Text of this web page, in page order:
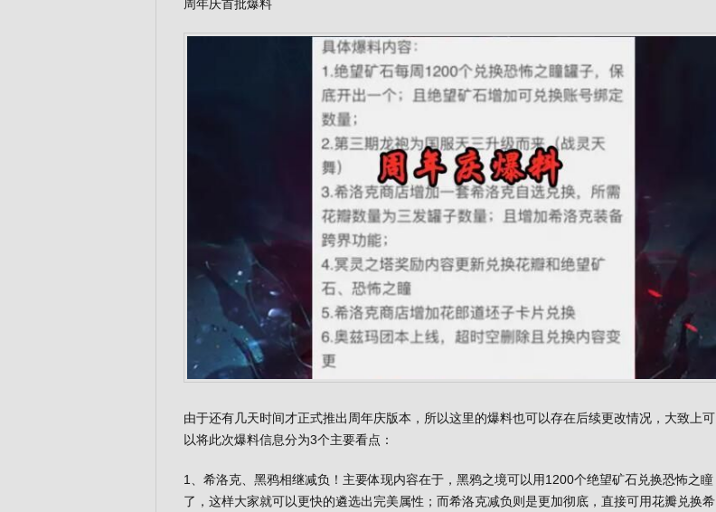
周年庆首批爆料
由于还有几天时间才正式推出周年庆版本，所以这里的爆料也可以存在后续更改情况，大致上可
以将此次爆料信息分为3个主要看点：
1、希洛克、黑鸦相继减负！主要体现内容在于，黑鸦之境可以用1200个绝望矿石兑换恐怖之瞳
了，这样大家就可以更快的遴选出完美属性；而希洛克减负则是更加彻底，直接可用花瓣兑换希